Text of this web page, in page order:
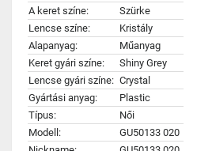
A keret színe:
Szürke
Lencse színe:
Kristály
Alapanyag:
Műanyag
Keret gyári színe:
Shiny Grey
Lencse gyári színe: Crystal
Gyártási anyag:
Plastic
Típus:
Női
Modell:
GU50133 020